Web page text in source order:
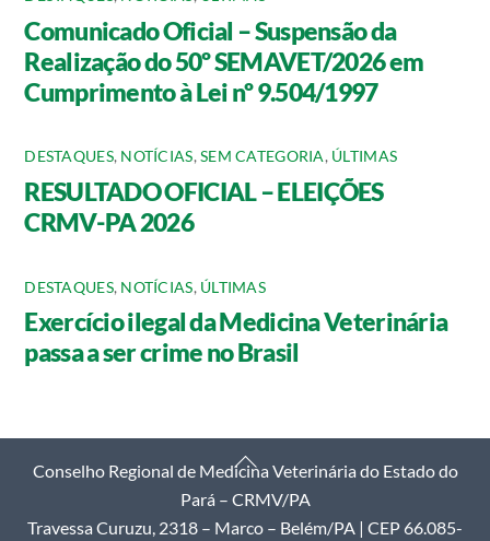
Comunicado Oficial – Suspensão da
Realização do 50º SEMAVET/2026 em
Cumprimento à Lei nº 9.504/1997
DESTAQUES, NOTÍCIAS,SEM CATEGORIA, ÚLTIMAS
RESULTADO OFICIAL – ELEIÇÕES
CRMV-PA 2026
DESTAQUES, NOTÍCIAS, ÚLTIMAS
Exercício ilegal da Medicina Veterinária
passa a ser crime no Brasil
Back
To
Top
Conselho Regional de Medicina Veterinária do Estado do
Pará – CRMV/PA
Travessa Curuzu, 2318 – Marco – Belém/PA | CEP 66.085-